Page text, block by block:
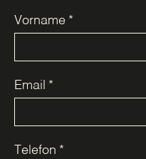
Vorname *
Email *
Telefon *